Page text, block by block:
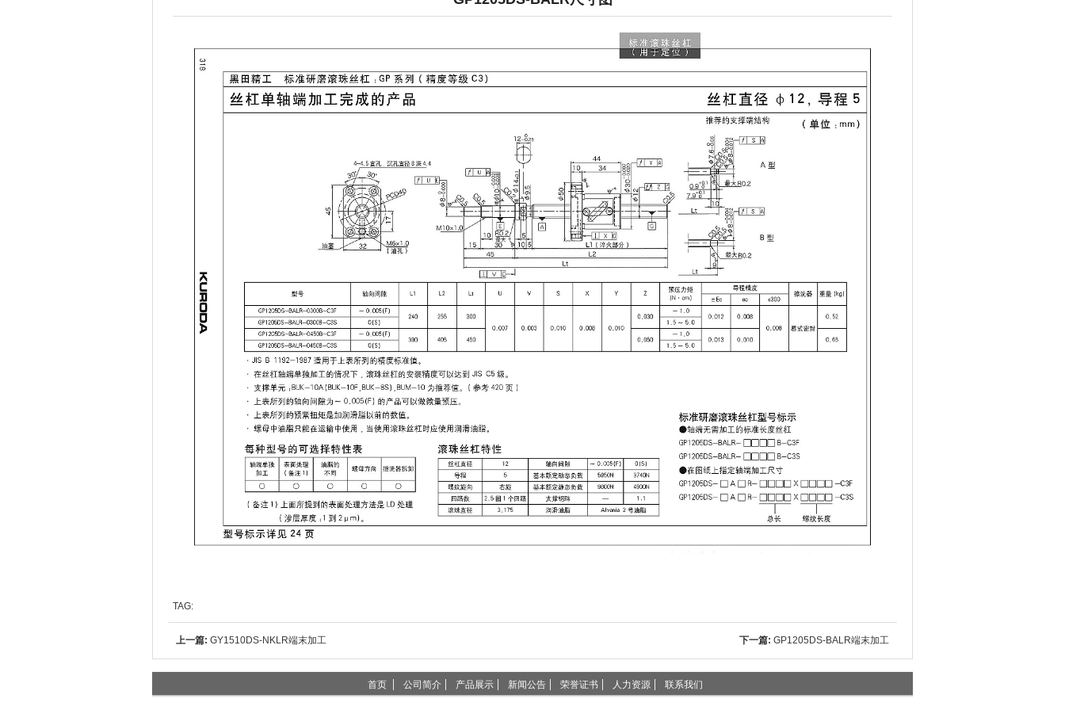
TAG:
上一篇:GY1510DS-NKLR端末加工 下一篇: GP1205DS-BALR端末加工
首页 公司简介 产品展示 新闻公告 荣誉证书 人力资源 联系我们